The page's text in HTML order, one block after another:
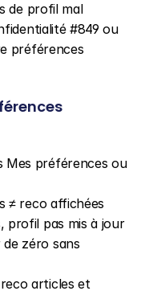
de profil mal
#849 ou
préférences
Mes préférences ou
≠ reco affichées
profil pas mis à jour
zéro sans
articles et